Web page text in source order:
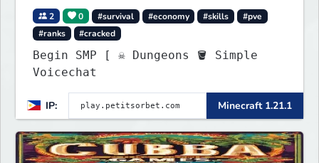
2 0 #survival #economy #skills
#pve
#ranks
#cracked
Begin SMP [ ☠ Dungeons 🪣 Simple
Voicechat
IP: Minecraft 1.21.1